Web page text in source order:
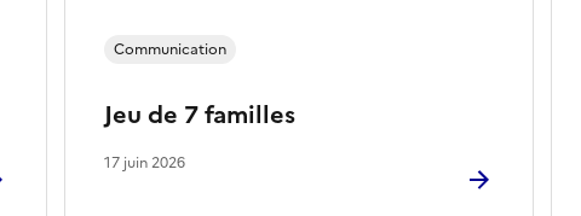
Jeu de 7 familles
Communication
17 juin 2026